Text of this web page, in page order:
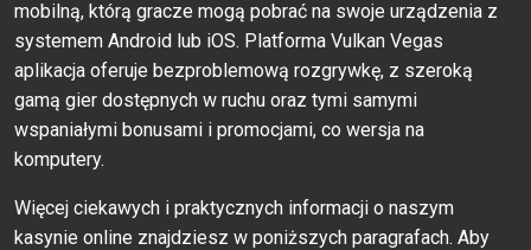
mobilną, którą gracze mogą pobrać na swoje urządzenia z
systemem Android lub iOS. Platforma Vulkan Vegas
aplikacja oferuje bezproblemową rozgrywkę, z szeroką
gamą gier dostępnych w ruchu oraz tymi samymi
wspaniałymi bonusami i promocjami, co wersja na
komputery.
Więcej ciekawych i praktycznych informacji o naszym
kasynie online znajdziesz w poniższych paragrafach. Aby